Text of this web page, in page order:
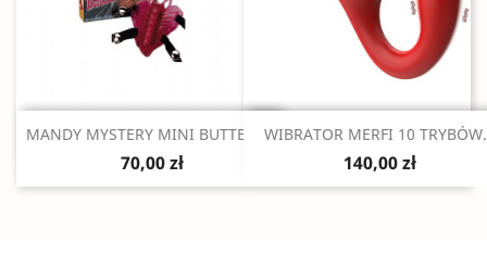
Szybki podgląd
MANDY MYSTERY MINI BUTTERFLY
70,00 zł
Szybki podgląd
WIBRATOR MERFI 10
140,00 zł